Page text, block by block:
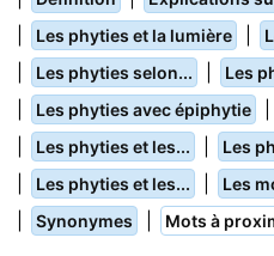
Les phyties et la lumière
Les phyties selon... Les
Les phyties avec épiphytie
Les phyties et les... Les
Les phyties et les... Les
Synonymes Mots à